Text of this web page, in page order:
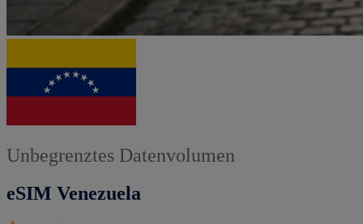
Unbegrenztes Datenvolumen
eSIM Venezuela